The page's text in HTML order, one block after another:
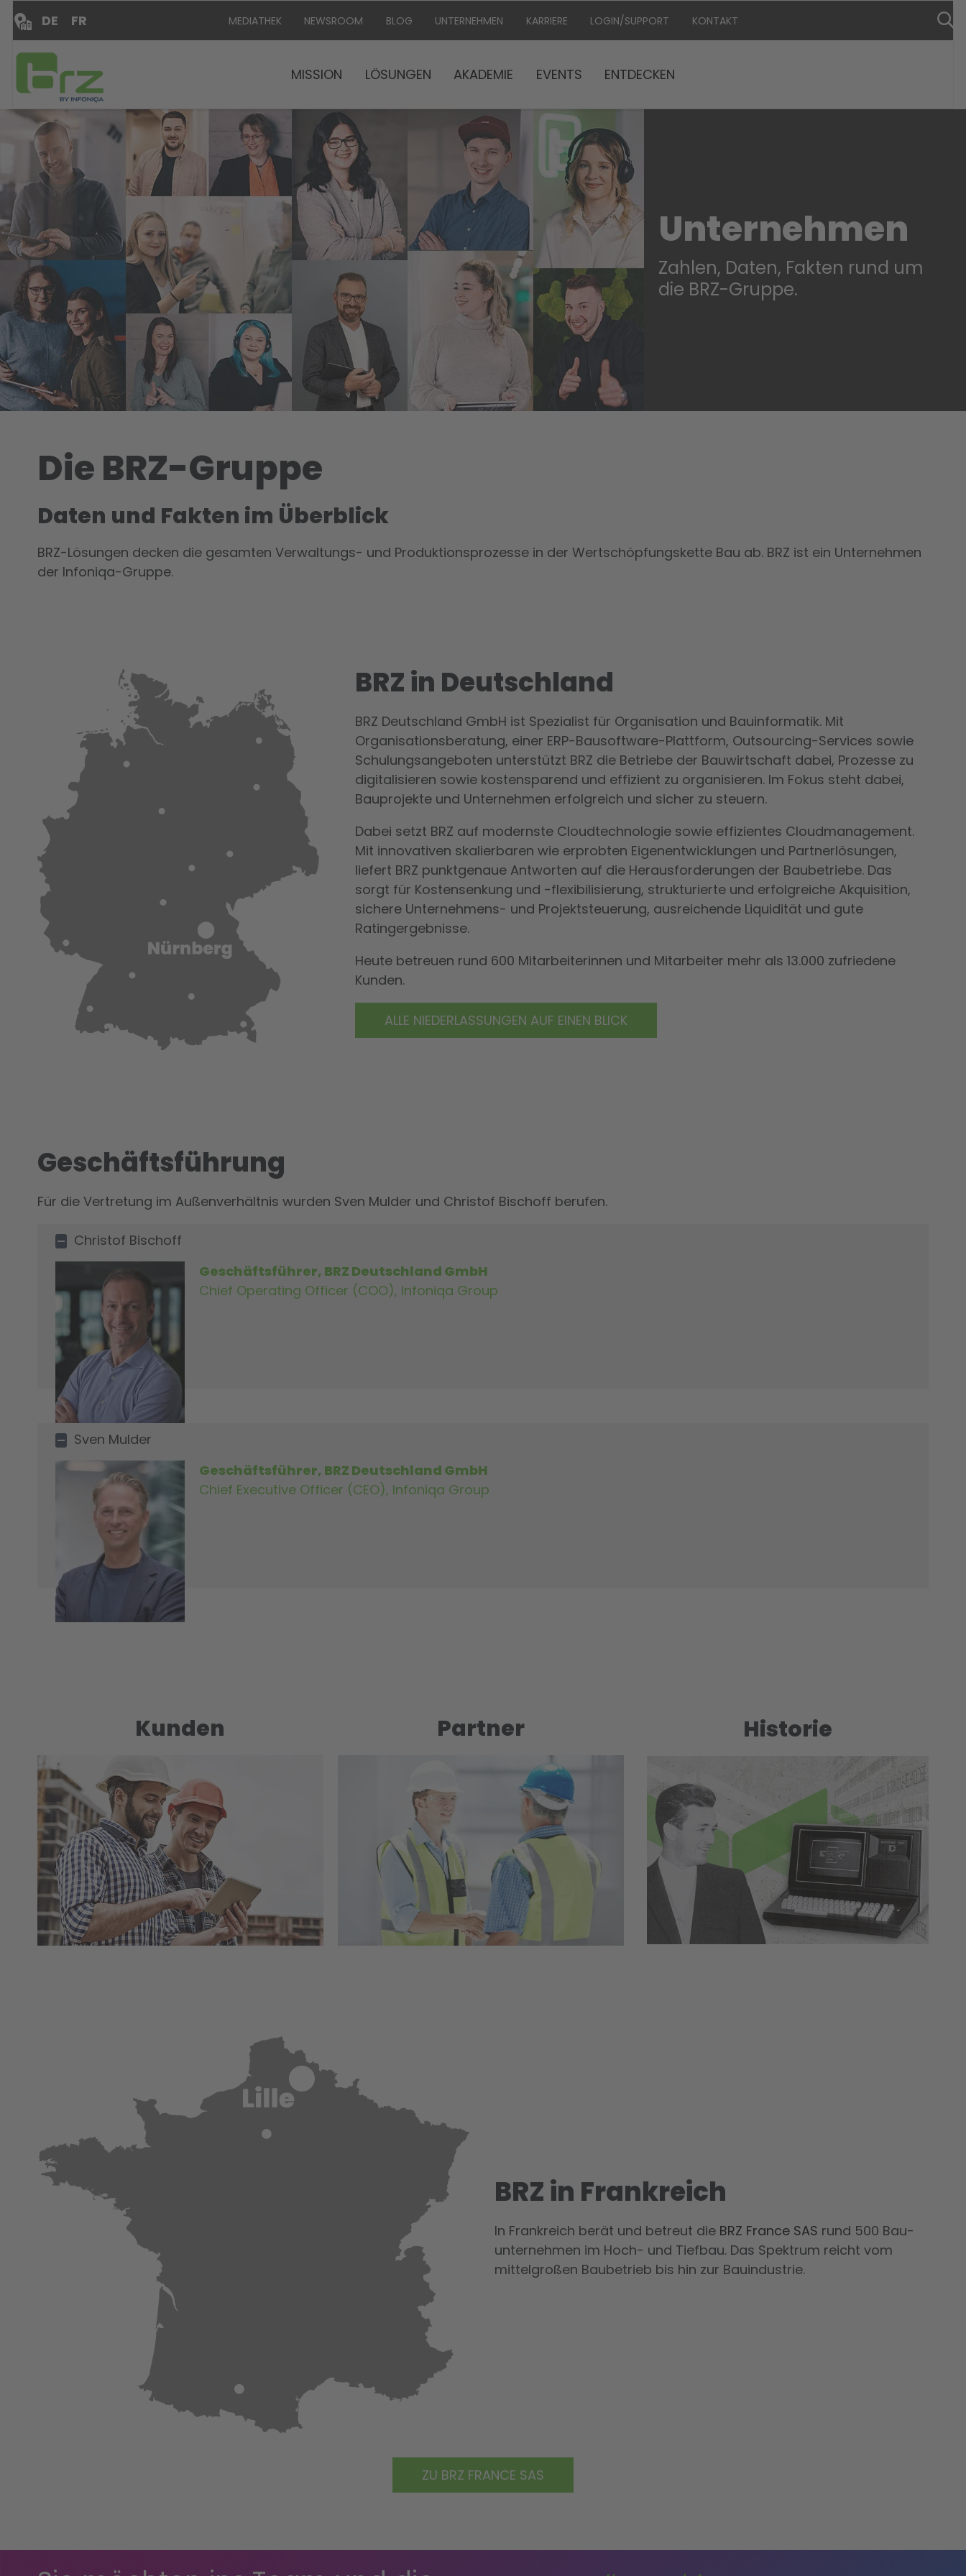
MEDIATHEK NEWSROOM BLOG UNTERNEHMEN KARRIERE LOGIN/SUPPORT KONTAKT
DE FR
MISSION LÖSUNGEN AKADEMIE EVENTS ENTDECKEN
Unternehmen
Zahlen, Daten, Fakten rund um
die BRZ-Gruppe.
Die BRZ-Gruppe
Daten und Fakten im Überblick
BRZ-Lösungen decken die gesamten Ver­wal­tungs- und Produktionspro­zesse in der Wertschöpfungskette Bau ab. BRZ ist ein Unternehmen
der Infoniqa-Gruppe.
BRZ in Deutschland
BRZ Deutschland GmbH ist Spezialist für Organisation und Bauinformatik. Mit
Organisationsberatung, einer ERP-Bausoftware-Plattform, Outsourcing-Services sowie
Schulungsangeboten unterstützt BRZ die Betriebe der Bauwirtschaft dabei, Prozesse zu
digitalisieren sowie kostensparend und effizient zu organisieren. Im Fokus steht dabei,
Bauprojekte und Unternehmen erfolgreich und sicher zu steuern.
Dabei setzt BRZ auf modernste Cloudtechnologie sowie effizientes Cloudmanagement.
Mit innovativen skalierbaren wie erprobten Eigenentwicklungen und Partnerlösungen,
liefert BRZ punktgenaue Antworten auf die Herausforderungen der Baubetriebe. Das
sorgt für Kostensenkung und -flexibilisierung, strukturierte und erfolgreiche Akquisition,
sichere Unternehmens- und Projektsteuerung, ausreichende Liquidität und gute
Ratingergebnisse.
Heute betreuen rund 600 Mitarbeiterinnen und Mitarbeiter mehr als 13.000 zufriedene
Kunden.
ALLE NIEDERLASSUNGEN AUF EINEN BLICK
Geschäftsführung
Für die Vertretung im Außenverhältnis wurden Sven Mulder und Christof Bischoff berufen.
Christof Bischoff
Geschäftsführer, BRZ Deutschland GmbH
Chief Operating Officer (COO), Infoniqa Group
Sven Mulder
Geschäftsführer, BRZ Deutschland GmbH
Chief Executive Officer (CEO), Infoniqa Group
Kunden Partner Historie
BRZ in Frankreich
In Frankreich berät und betreut die BRZ France SAS rund 500 Bau­
unter­nehmen im Hoch- und Tiefbau. Das Spektrum reicht vom
mittelgroßen Baubetrieb bis hin zur Bauindustrie.
ZU BRZ FRANCE SAS